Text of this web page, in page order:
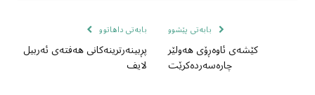
بابەتی پێشوو
کێشەی ئاوەڕۆی هەولێر
چارەسەردەکرێت
بابەتی داهاتوو
پڕبینەرترینەکانی هەفتەی ئەربیل
لایف